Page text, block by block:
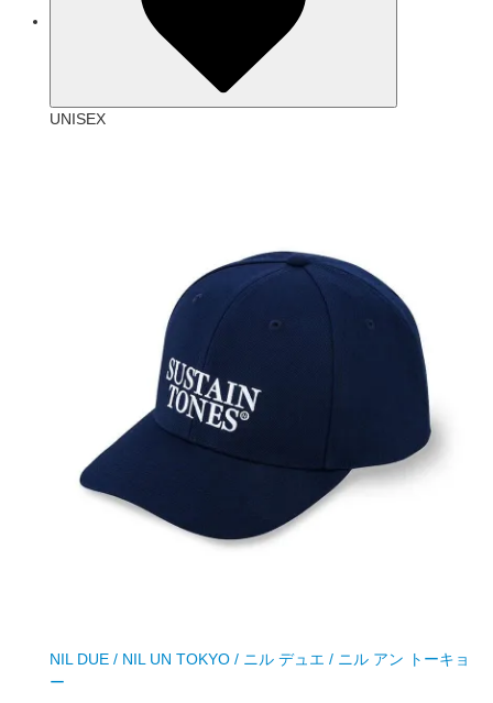
UNISEX
NIL DUE / NIL UN TOKYO / ニル デュエ / ニル アン トーキョ
ー